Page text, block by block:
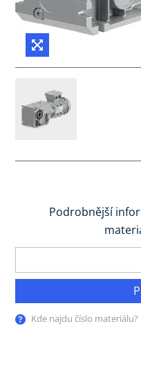
Podrobnější
Kde najdu číslo materiálu?